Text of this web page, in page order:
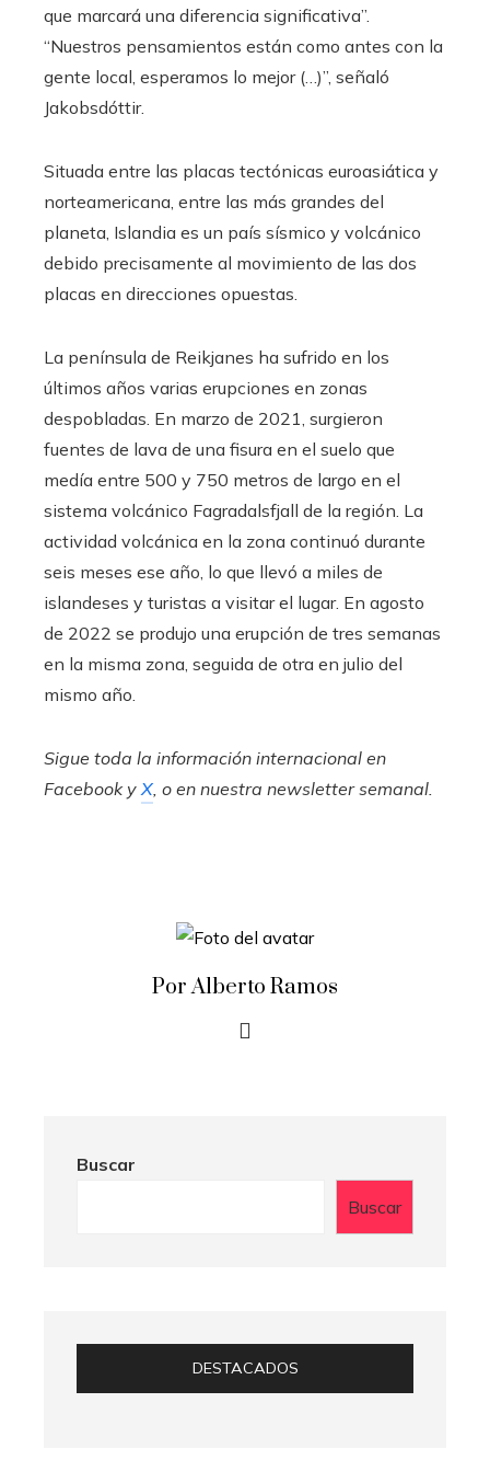
que marcará una diferencia significativa”.
“Nuestros pensamientos están como antes con la
gente local, esperamos lo mejor (…)”, señaló
Jakobsdóttir.
Situada entre las placas tectónicas euroasiática y
norteamericana, entre las más grandes del
planeta, Islandia es un país sísmico y volcánico
debido precisamente al movimiento de las dos
placas en direcciones opuestas.
La península de Reikjanes ha sufrido en los
últimos años varias erupciones en zonas
despobladas. En marzo de 2021, surgieron
fuentes de lava de una fisura en el suelo que
medía entre 500 y 750 metros de largo en el
sistema volcánico Fagradalsfjall de la región. La
actividad volcánica en la zona continuó durante
seis meses ese año, lo que llevó a miles de
islandeses y turistas a visitar el lugar. En agosto
de 2022 se produjo una erupción de tres semanas
en la misma zona, seguida de otra en julio del
mismo año.
Sigue toda la información internacional en
Facebooky X , o en nuestra newsletter semanal
Por Alberto Ramos
Buscar
Buscar
DESTACADOS